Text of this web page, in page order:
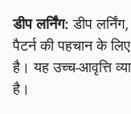
डीप लर्निंग: डीप
पैटर्न की पहचान के
है। यह उच्च-आवृत्ति
है।